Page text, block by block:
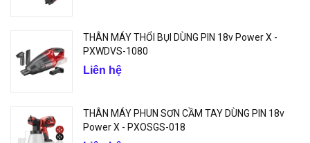
THÂN MÁY THỔI BỤI DÙNG PIN 18v Power X -
PXWDVS-1080
Liên hệ
THÂN MÁY PHUN SƠN CẦM TAY DÙNG PIN 18v
Power X - PXOSGS-018